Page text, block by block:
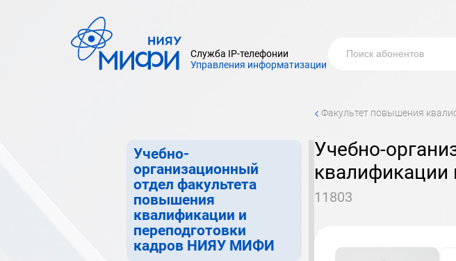
Служба IP-телефонии
Управления информатизации
квалификации и
переподготовки кадров
НИЯУ МИФИ
Учебно-
организационный
отдел факультета
повышения
квалификации и
переподготовки
кадров НИЯУ МИФИ
< факультет повышения
учебно-организационный отдел факультета повышения
11803